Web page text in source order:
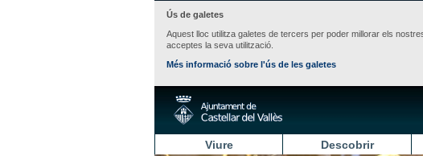
Ús de galetes
Aquest lloc utilitza galetes de tercers per poder millorar els
acceptes la seva utilització.
Més informació sobre l'ús de les galetes
Viure Descobrir